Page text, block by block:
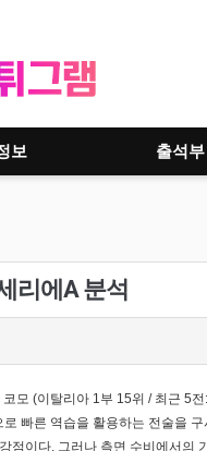
보 출석부
리에A 분석
코모 (이탈리아 1부 15위 / 최근 5
빠른 역습을 활용하는 전술을
점이다. 그러나 측면 수비에서의